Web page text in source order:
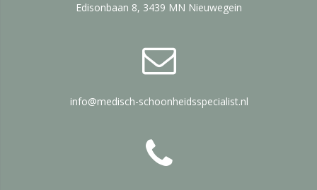
Edisonbaan 8, 3439 MN Nieuwegein
info@medisch-schoonheidsspecialist.nl